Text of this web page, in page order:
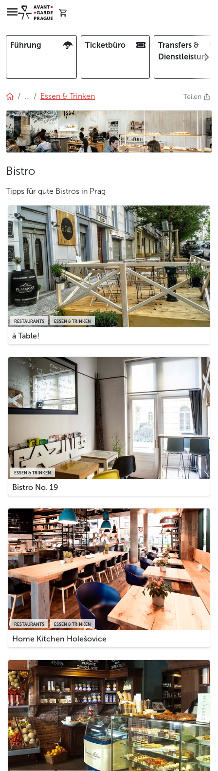
Führung Ticketbüro
Transfers &
… Essen & Trinken Teilen
Bistro
Tipps für gute Bistros in Prag
RESTAURANTS ESSEN & TRINKEN
à Table!
ESSEN & TRINKEN
Bistro No. 19
RESTAURANTS ESSEN & TRINKEN
Home Kitchen Holešovice